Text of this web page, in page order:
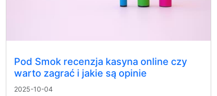
Pod Smok recenzja kasyna online czy
warto zagrać i jakie są opinie
2025-10-04